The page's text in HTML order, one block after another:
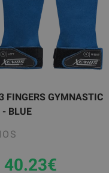
FINGERS GYMNASTIC
- BLUE
40.23€